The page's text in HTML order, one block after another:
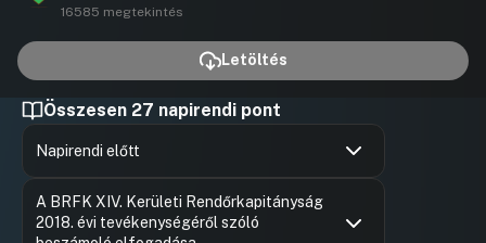
16585 megtekintés
Letöltés
Összesen 27 napirendi pont
Napirendi előtt
A BRFK XIV. Kerületi Rendőrkapitányság
2018. évi tevékenységéről szóló